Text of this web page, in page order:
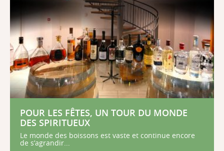
POUR LES FÊTES, UN TOUR DU MONDE
DES SPIRITUEUX
Le monde des boissons est vaste et continue encore
de s’agrandir...